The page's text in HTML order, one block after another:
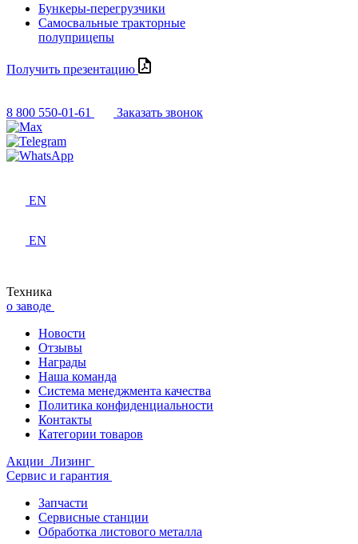
Бункеры-перегрузчики
Самосвальные тракторные
полуприцепы
Получить презентацию
8 800 550-01-61 Заказать звонок
EN
EN
Техника
о заводе
Новости
Отзывы
Награды
Наша команда
Система менеджмента качества
Политика конфиденциальности
Контакты
Категории товаров
Акции Лизинг
Сервис и гарантия
Запчасти
Сервисные станции
Обработка листового металла